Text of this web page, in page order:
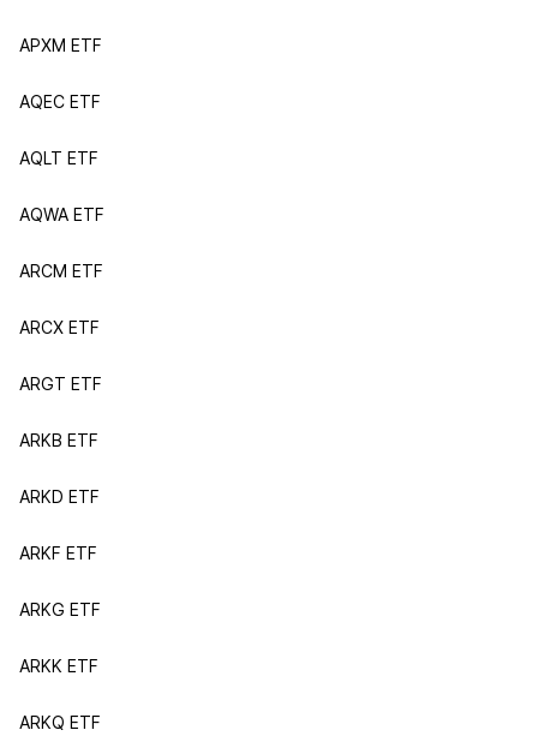
APXM ETF
AQEC ETF
AQLT ETF
AQWA ETF
ARCM ETF
ARCX ETF
ARGT ETF
ARKB ETF
ARKD ETF
ARKF ETF
ARKG ETF
ARKK ETF
ARKQ ETF